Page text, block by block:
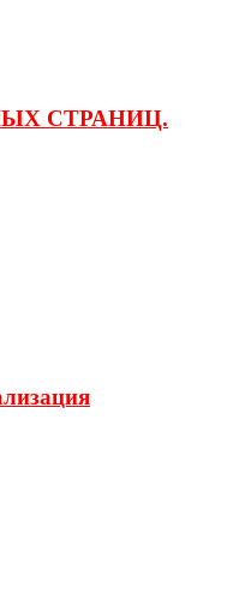
СТРАНИЦ.